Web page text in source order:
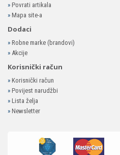
» Povrati artikala
» Mapa site-a
Dodaci
» Robne marke (brandovi)
» Akcije
Korisnički račun
» Korisnički račun
» Povijest narudžbi
» Lista želja
» Newsletter